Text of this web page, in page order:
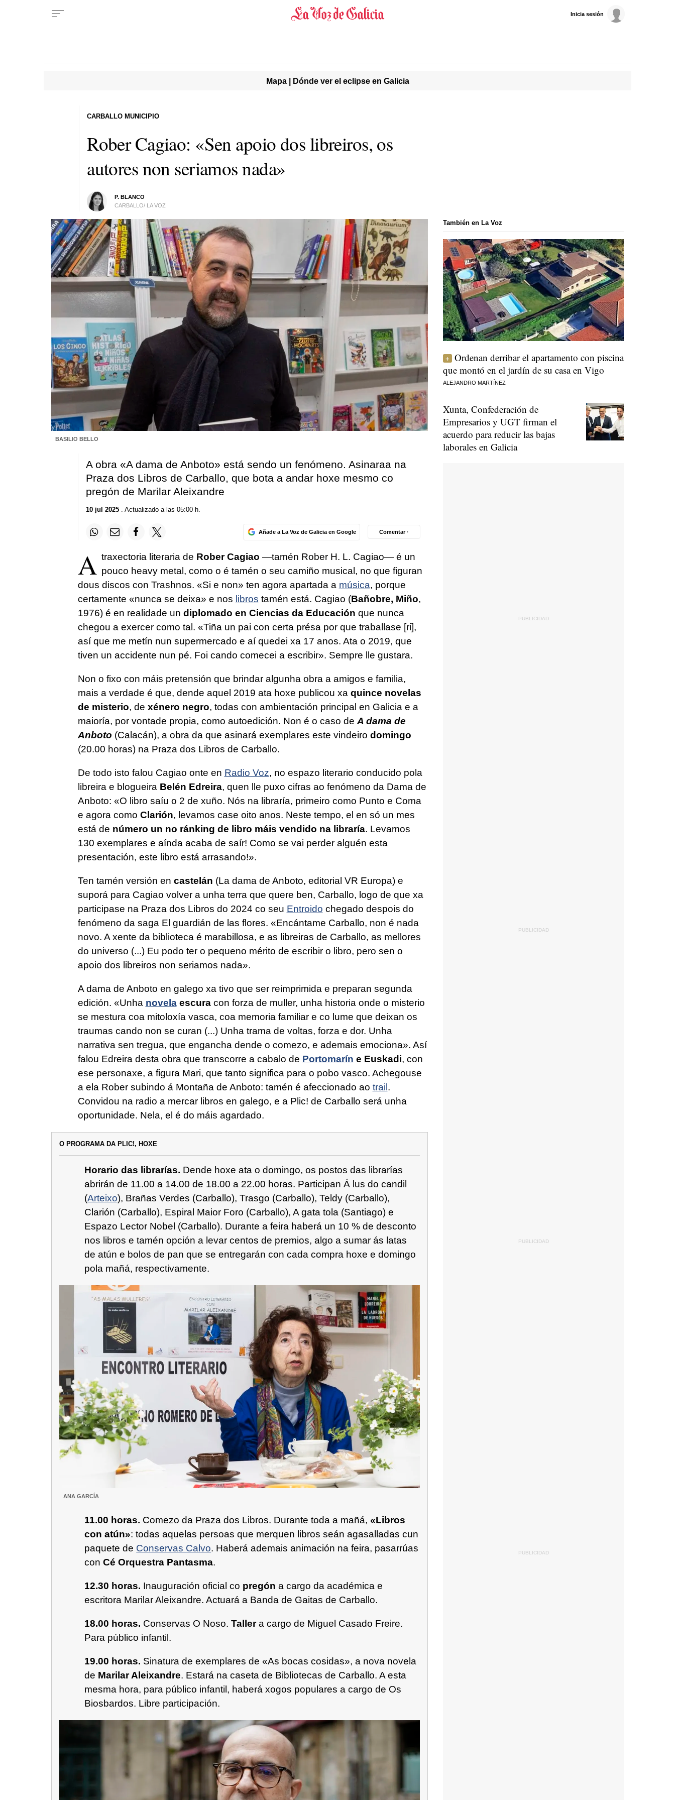
Inicia sesión
Mapa | Dónde ver el eclipse en Galicia
Rober Cagiao: «Sen apoio dos libreiros, os
autores non seriamos nada»
P. BLANCO
CARBALLO/ LA VOZ
CARBALLO MUNICIPIO
BASILIO BELLO
A obra «A dama de Anboto» está sendo un fenómeno. Asinaraa na
Praza dos Libros de Carballo, que bota a andar hoxe mesmo co
pregón de Marilar Aleixandre
10 jul 2025. Actualizado a las 05:00 h.
Añade a La Voz de Galicia en Google Comentar ·
A traxectoria literaria de Rober Cagiao —tamén Rober H. L. Cagiao— é un
pouco heavy metal, como o é tamén o seu camiño musical, no que figuran
dous discos con Trashnos. «Si e non» ten agora apartada a música, porque
certamente «nunca se deixa» e nos libros tamén está. Cagiao (Bañobre, Miño,
1976) é en realidade un diplomado en Ciencias da Educación que nunca
chegou a exercer como tal. «Tiña un pai con certa présa por que traballase [ri],
así que me metín nun supermercado e aí quedei xa 17 anos. Ata o 2019, que
tiven un accidente nun pé. Foi cando comecei a escribir». Sempre lle gustara.
Non o fixo con máis pretensión que brindar algunha obra a amigos e familia,
mais a verdade é que, dende aquel 2019 ata hoxe publicou xa quince novelas
de misterio, de xénero negro, todas con ambientación principal en Galicia e a
maioría, por vontade propia, como autoedición. Non é o caso deA dama de
Anboto (Calacán), a obra da que asinará exemplares este vindeiro domingo
(20.00 horas) na Praza dos Libros de Carballo.
De todo isto falou Cagiao onte en Radio Voz, no espazo literario conducido pola
libreira e blogueira Belén Edreira, quen lle puxo cifras ao fenómeno da Dama de
Anboto: «O libro saíu o 2 de xuño. Nós na libraría, primeiro como Punto e Coma
e agora como Clarión, levamos case oito anos. Neste tempo, el en só un mes
está de número un no ránking de libro máis vendido na libraría. Levamos
130 exemplares e aínda acaba de saír! Como se vai perder alguén esta
presentación, este libro está arrasando!».
Ten tamén versión en castelán (La dama de Anboto, editorial VR Europa) e
suporá para Cagiao volver a unha terra que quere ben, Carballo, logo de que xa
participase na Praza dos Libros do 2024 co seu Entroido chegado despois do
fenómeno da saga El guardián de las flores. «Encántame Carballo, non é nada
novo. A xente da biblioteca é marabillosa, e as libreiras de Carballo, as mellores
do universo (...) Eu podo ter o pequeno mérito de escribir o libro, pero sen o
apoio dos libreiros non seriamos nada».
A dama de Anboto en galego xa tivo que ser reimprimida e preparan segunda
edición. «Unha novelaescuracon forza de muller, unha historia onde o misterio
se mestura coa mitoloxía vasca, coa memoria familiar e co lume que deixan os
traumas cando non se curan (...) Unha trama de voltas, forza e dor. Unha
narrativa sen tregua, que engancha dende o comezo, e ademais emociona». Así
falou Edreira desta obra que transcorre a cabalo de Portomarín e Euskadi, con
ese personaxe, a figura Mari, que tanto significa para o pobo vasco. Achegouse
a ela Rober subindo á Montaña de Anboto: tamén é afeccionado ao trail .
Convidou na radio a mercar libros en galego, e a Plic! de Carballo será unha
oportunidade. Nela, el é do máis agardado.
O PROGRAMA DA PLIC!, HOXE
Horario das librarías. Dende hoxe ata o domingo, os postos das librarías
abrirán de 11.00 a 14.00 de 18.00 a 22.00 horas. Participan Á lus do candil
(Arteixo), Brañas Verdes (Carballo), Trasgo (Carballo), Teldy (Carballo),
Clarión (Carballo), Espiral Maior Foro (Carballo), A gata tola (Santiago) e
Espazo Lector Nobel (Carballo). Durante a feira haberá un 10 % de desconto
nos libros e tamén opción a levar centos de premios, algo a sumar ás latas
de atún e bolos de pan que se entregarán con cada compra hoxe e domingo
pola mañá, respectivamente.
ANA GARCÍA
11.00 horas. Comezo da Praza dos Libros. Durante toda a mañá,«Libros
con atún»: todas aquelas persoas que merquen libros seán agasalladas cun
paquete de Conservas Calvo. Haberá ademais animación na feira, pasarrúas
conCé Orquestra Pantasma.
12.30 horas. Inauguración oficial co pregón a cargo da académica e
escritora Marilar Aleixandre. Actuará a Banda de Gaitas de Carballo.
18.00 horas. Conservas O Noso.Tallera cargo de Miguel Casado Freire.
Para público infantil.
19.00 horas. Sinatura de exemplares de «As bocas cosidas», a nova novela
de Marilar Aleixandre. Estará na caseta de Bibliotecas de Carballo. A esta
mesma hora, para público infantil, haberá xogos populares a cargo de Os
Biosbardos. Libre participación.
También en La Voz
Ordenan derribar el apartamento con piscina
que montó en el jardín de su casa en Vigo
ALEJANDRO MARTÍNEZ
Xunta, Confederación de
Empresarios y UGT firman el
acuerdo para reducir las bajas
laborales en Galicia